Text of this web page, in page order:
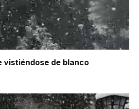
vistiéndose de blanco